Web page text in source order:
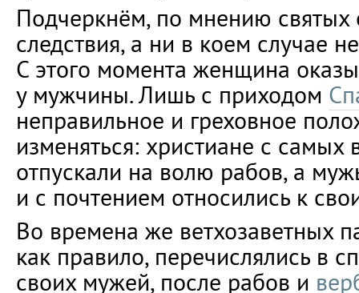
Подчеркнём, по мнению святых
следствия, а ни в коем случае
С этого момента женщина
у мужчины. Лишь с приходом
неправильное и греховное
изменяться: христиане с самых
отпускали на волю рабов, а
и с почтением относились к
Во времена же ветхозаветных
как правило, перечислялись в
своих мужей, после рабов и